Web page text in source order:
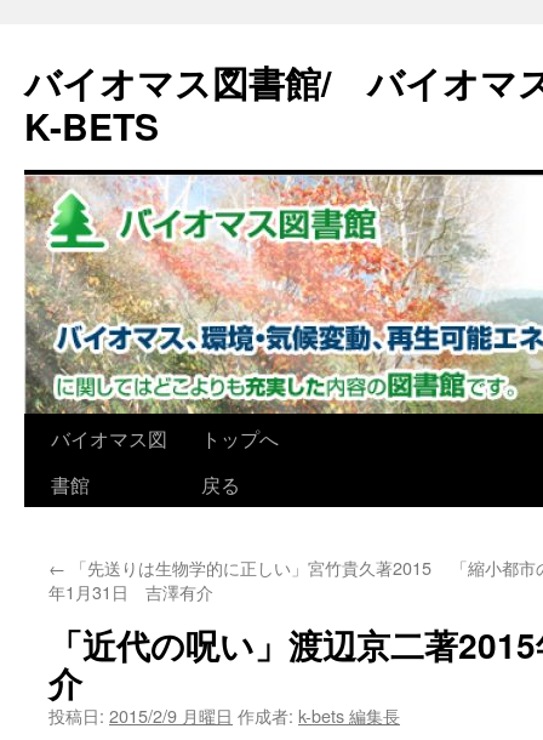
バイオマス図書館/ バイオマ
K-BETS
ン
ン
ス
バイオマス図
書館
トップへ
戻る
← 「先送りは生物学的に正しい」宮竹貴久著2015
年1月31日 吉澤有介
「縮小都
「近代の呪い」渡辺京二著
介
投稿日: 2015/2/9 月曜日 作成者: k-bets 編集長